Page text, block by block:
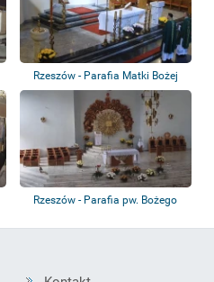
Rzeszów - Parafia Matki Bożej
Różańcowej
Rzeszów - Parafia pw. Bożego